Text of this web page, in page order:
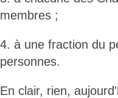
membres ;
4. à une fraction du
personnes.
En clair, rien,